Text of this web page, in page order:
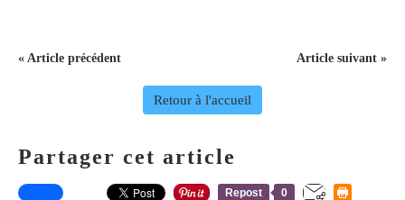
« Article précédent Article suivant »
Retour à l'accueil
Partager cet article
Repost 0